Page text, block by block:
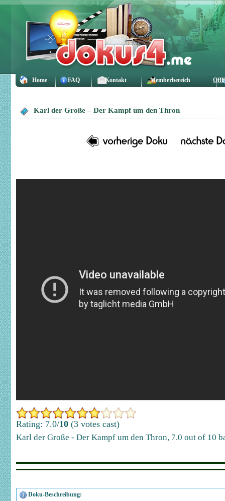
Home FAQ Kontakt Memberbereich
Karl der Große – Der Kampf um den Thron
Rating: 7.0/10 (3 votes cast)
Karl der Große - Der Kampf um den Thron, 7.0 out of 10
Doku-Beschreibung: